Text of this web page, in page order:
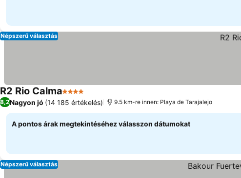
Népszerű választás
R2 Rio Calma4 KategóriaÁrak megjelenítése
8,2Nagyon jó (14 185 értékelés) 9.5 km-re innen: Playa de Tarajalejo
A pontos árak megtekintéséhez válasszon dátumokat
Népszerű választás